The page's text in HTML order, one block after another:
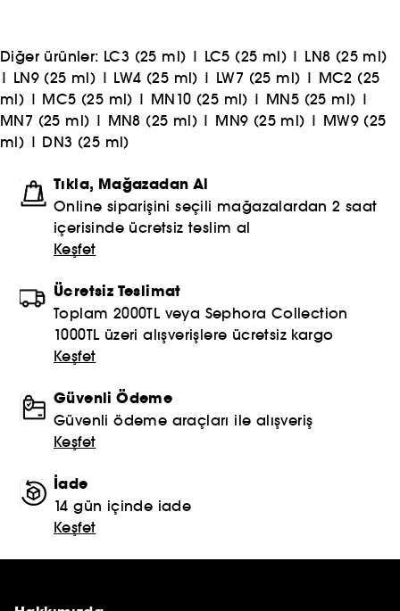
Diğer ürünler: LC3 (25 ml) | LC5 (25 ml) | LN8 (25 ml)
| LN9 (25 ml) | LW4 (25 ml) | LW7 (25 ml) | MC2 (25
ml) | MC5 (25 ml) | MN10 (25 ml) | MN5 (25 ml) |
MN7 (25 ml) | MN8 (25 ml) | MN9 (25 ml) | MW9 (25
ml) | DN3 (25 ml)
Tıkla, Mağazadan Al
Online siparişini seçili mağazalardan 2 saat
içerisinde ücretsiz teslim al
Keşfet
Ücretsiz Teslimat
Toplam 2000TL veya Sephora Collection
1000TL üzeri alışverişlere ücretsiz kargo
Keşfet
Güvenli Ödeme
Güvenli ödeme araçları ile alışveriş
Keşfet
İade
14 gün içinde iade
Keşfet